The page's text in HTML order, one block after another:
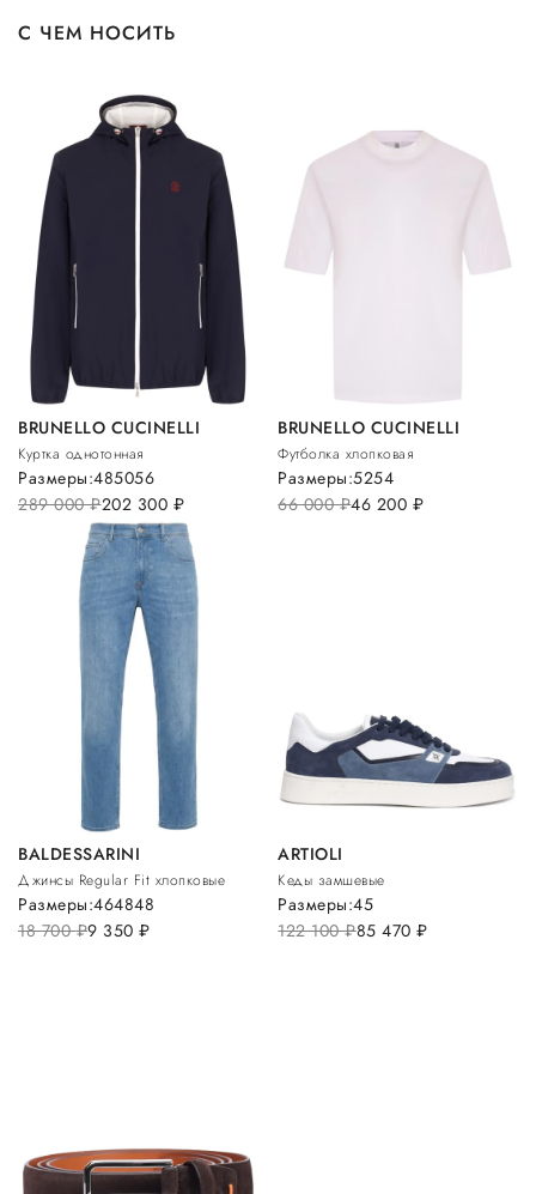
С ЧЕМ НОСИТЬ
BRUNELLO CUCINELLI
Куртка однотонная
289 000руб.202 300 руб.
Размеры:485056
BRUNELLO CUCINELLI
Футболка хлопковая
66 000руб.46 200 руб.
Размеры:5254
BALDESSARINI
Джинсы Regular Fit хлопковые
18 700руб.9 350 руб.
Размеры:464848
ARTIOLI
Кеды замшевые
122 100руб.85 470руб.
Размеры:45